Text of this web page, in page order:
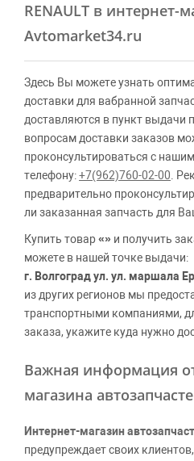
RENAULT в интернет-
Avtomarket34.ru
Здесь Вы можете узнать
доставки для вабранной
доставляются в пункт выдачи
вопросам доставки заказов
проконсультироваться с
телефону:+7(962)760-02-00 .
предварительно
ли заказанная запчасть для
Купить товар«» и получить
можете в нашей точке выдачи:
г. Волгоград ул. ул. маршала
из других регионов мы
транспортными компаниями,
заказа, укажите куда нужно
Важная информация
магазина
Интернет-магазин
предупреждает своих